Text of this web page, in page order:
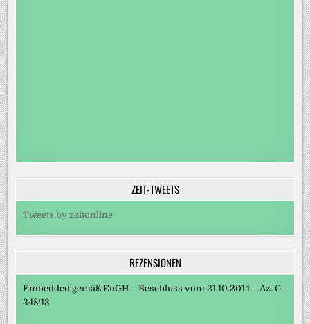
ZEIT-TWEETS
Tweets by zeitonline
REZENSIONEN
Embedded gemäß EuGH – Beschluss vom 21.10.2014 – Az. C-
348/13